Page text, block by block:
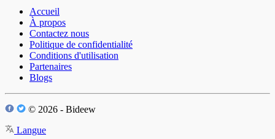
Accueil
À propos
Contactez nous
Politique de confidentialité
Conditions d'utilisation
Partenaires
Blogs
© 2026 - Bideew
Langue